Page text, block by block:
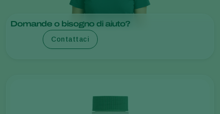
Domande o bisogno di aiuto?
Contattaci